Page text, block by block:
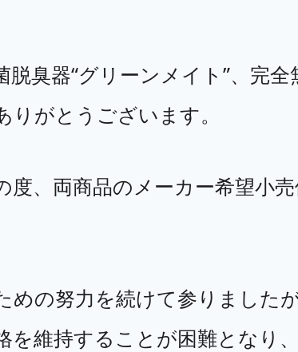
臭器“グリーンメイト”、完全
がとうございます。
度、両商品のメーカー希望小
めの努力を続けて参りました
を維持することが困難となり